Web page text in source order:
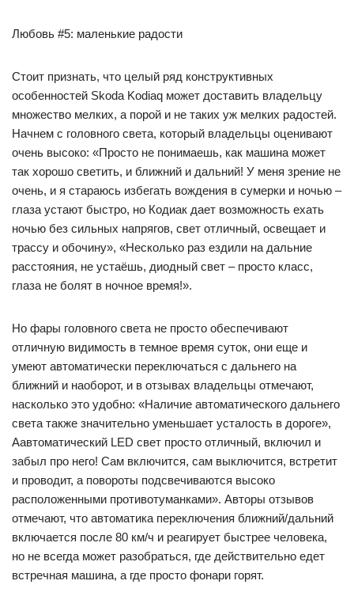
Любовь #5: маленькие радости
Стоит признать, что целый ряд конструктивных
особенностей Skoda Kodiaq может доставить владельцу
множество мелких, а порой и не таких уж мелких радостей.
Начнем с головного света, который владельцы оценивают
очень высоко: «Просто не понимаешь, как машина может
так хорошо светить, и ближний и дальний! У меня зрение не
очень, и я стараюсь избегать вождения в сумерки и ночью –
глаза устают быстро, но Кодиак дает возможность ехать
ночью без сильных напрягов, свет отличный, освещает и
трассу и обочину», «Несколько раз ездили на дальние
расстояния, не устаёшь, диодный свет – просто класс,
глаза не болят в ночное время!».
Но фары головного света не просто обеспечивают
отличную видимость в темное время суток, они еще и
умеют автоматически переключаться с дальнего на
ближний и наоборот, и в отзывах владельцы отмечают,
насколько это удобно: «Наличие автоматического дальнего
света также значительно уменьшает усталость в дороге»,
Аавтоматический LED свет просто отличный, включил и
забыл про него! Сам включится, сам выключится, встретит
и проводит, а повороты подсвечиваются высоко
расположенными противотуманками». Авторы отзывов
отмечают, что автоматика переключения ближний/дальний
включается после 80 км/ч и реагирует быстрее человека,
но не всегда может разобраться, где действительно едет
встречная машина, а где просто фонари горят.